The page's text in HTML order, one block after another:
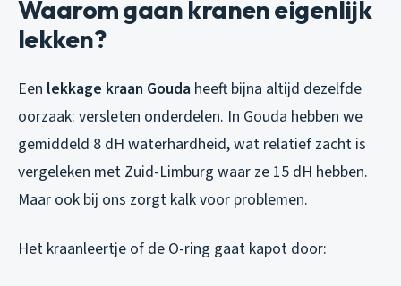
Waarom gaan kranen eigenlijk
lekken?
Een lekkage kraan Gouda heeft bijna altijd dezelfde
oorzaak: versleten onderdelen. In Gouda hebben we
gemiddeld 8 dH waterhardheid, wat relatief zacht is
vergeleken met Zuid-Limburg waar ze 15 dH hebben.
Maar ook bij ons zorgt kalk voor problemen.
Het kraanleertje of de O-ring gaat kapot door: